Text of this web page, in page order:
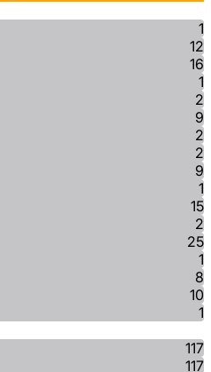
1
12
16
1
2
9
2
2
9
1
15
2
25
1
8
10
1
117
117